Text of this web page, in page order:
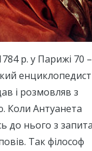
р. у Парижі 70
енциклопедист
і розмовляв з
Коли Антуанета
до нього з
Так філософ